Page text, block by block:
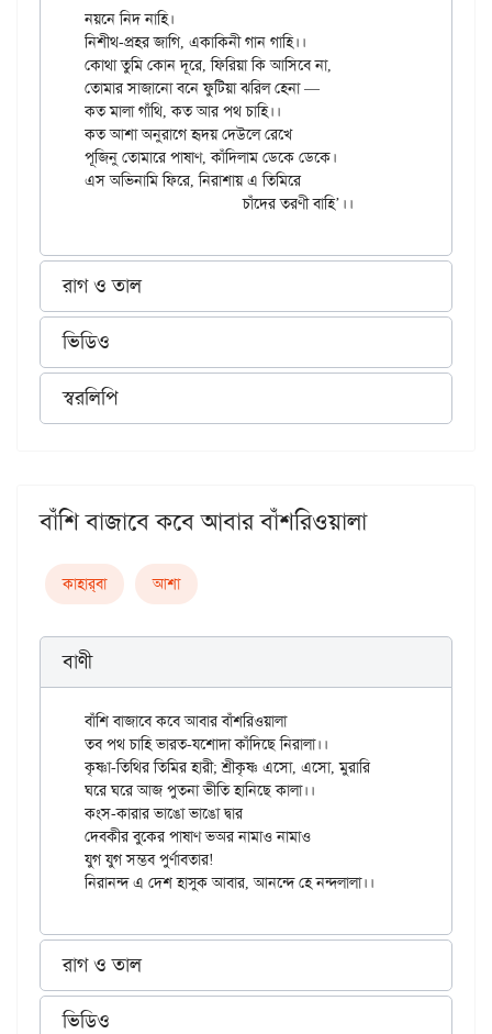
নয়নে নিদ নাহি।
নিশীথ-প্রহর জাগি, একাকিনী গান গাহি।।
কোথা তুমি কোন দূরে, ফিরিয়া কি আসিবে না,
তোমার সাজানো বনে ফুটিয়া ঝরিল হেনা —
কত মালা গাঁথি, কত আর পথ চাহি।।
কত আশা অনুরাগে হৃদয় দেউলে রেখে
পূজিনু তোমারে পাষাণ, কাঁদিলাম ডেকে ডেকে।
এস অভিনামি ফিরে, নিরাশায় এ তিমিরে
রাগ ও তাল
ভিডিও
স্বরলিপি
বাঁশি বাজাবে কবে আবার বাঁশরিওয়ালা
কাহার্‌বা আশা
বাণী
বাঁশি বাজাবে কবে আবার বাঁশরিওয়ালা
তব পথ চাহি ভারত-যশোদা কাঁদিছে নিরালা।।
কৃষ্ণা-তিথির তিমির হারী; শ্রীকৃষ্ণ এসো, এসো, মুরারি
ঘরে ঘরে আজ পুতনা ভীতি হানিছে কালা।।
কংস-কারার ভাঙো ভাঙো দ্বার
দেবকীর বুকের পাষাণ ভঅর নামাও নামাও
যুগ যুগ সম্ভব পুর্ণাবতার!
রাগ ও তাল
ভিডিও